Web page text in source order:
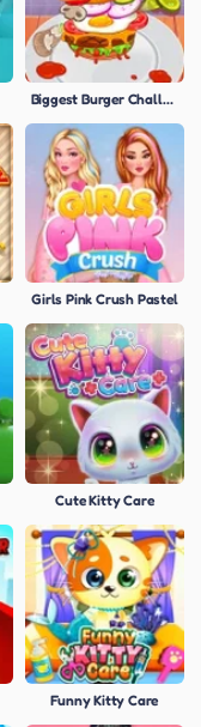
Biggest Burger Challenge
Girls Pink Crush Pastel
Cute Kitty Care
Funny Kitty Care